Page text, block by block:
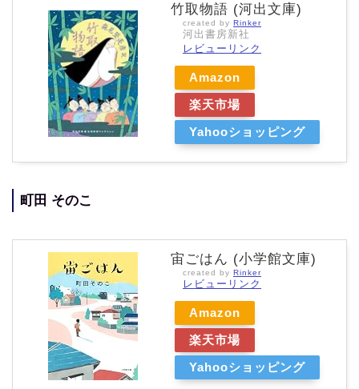
竹取物語 (河出文庫)
created by Rinker
河出書房新社
レビューリンク
Amazon
楽天市場
Yahooショッピング
町田 そのこ
宙ごはん (小学館文庫)
created by Rinker
レビューリンク
Amazon
楽天市場
Yahooショッピング